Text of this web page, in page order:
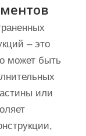
– это
может быть
или